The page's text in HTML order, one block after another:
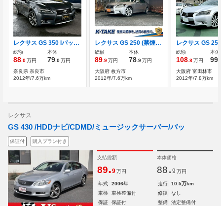
レクサス GS 350 Iパッケージ ETC ナビ TV バックカメラ Bluetooth スマ
総額
88.0万円
本体
79.0万円
奈良県 奈良市
2012年/7.6万km
レクサス GS 250 (禁煙車)(メーカーHDDナビ)(バックカメラ)(
総額
89.9万円
本体
78.9万円
大阪府 枚方市
2012年/7.6万km
総額
108.8万円
本体
99
大阪府 富田林市
2012年/7.8万km
レクサス
GS 430 /HDDナビ/CDMD/ミュージックサーバー/バッ
保証付 購入プラン付き
支払総額
89.9 万円
本体価格
88. 9 万円
年式 2006年 走行
10.5万km
車検
車検整備付 修復
なし
保証
保証付 整備
法定整備付